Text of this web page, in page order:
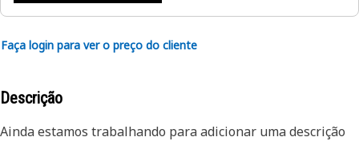
Faça login para ver o preço do cliente
Descrição
Ainda estamos trabalhando para adicionar uma descrição